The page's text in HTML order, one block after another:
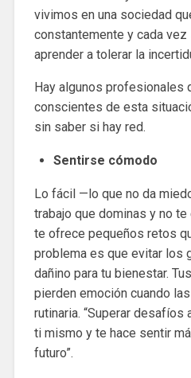
vivimos en una sociedad
constantemente y cada
aprender a tolerar la
Hay algunos profesionales
conscientes de esta
sin saber si hay red.
Sentirse cómodo
Lo fácil —lo que no da
trabajo que dominas y no
te ofrece pequeños retos
problema es que evitar los
dañino para tu bienestar.
pierden emoción cuando
rutinaria. “Superar desafíos
ti mismo y te hace sentir
futuro”.